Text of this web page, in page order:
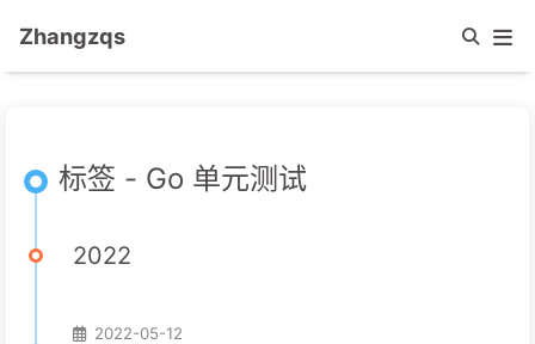
Zhangzqs
标签 - Go 单元测试
2022
2022-05-12